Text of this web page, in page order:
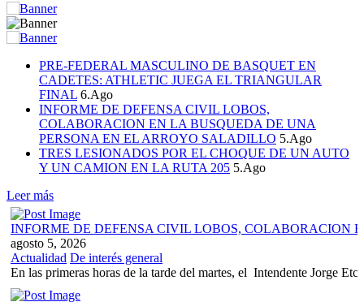
PRE-FEDERAL MASCULINO DE BASQUET EN
CADETES: ATHLETIC JUEGA EL TRIANGULAR
FINAL 6.Ago
INFORME DE DEFENSA CIVIL LOBOS,
COLABORACION EN LA BUSQUEDA DE UNA
PERSONA EN EL ARROYO SALADILLO 5.Ago
TRES LESIONADOS POR EL CHOQUE DE UN AUTO
Y UN CAMION EN LA RUTA 205 5.Ago
Leer más
INFORME DE DEFENSA CIVIL LOBOS, COLABORACION
agosto 5, 2026
Actualidad De interés general
En las primeras horas de la tarde del martes, el Intendente Jorge